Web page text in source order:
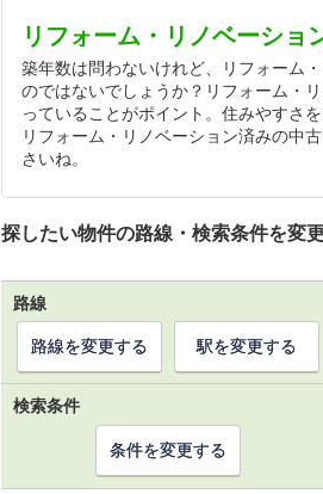
リフォーム・リノベーショ
築年数は問わないけれど、リフォーム
のではないでしょうか？リフォーム・
っていることがポイント。住みやすさ
リフォーム・リノベーション済みの中
さいね。
探したい物件の路線・検索条件を変
路線
路線を変更する 駅を変更する
検索条件
条件を変更する